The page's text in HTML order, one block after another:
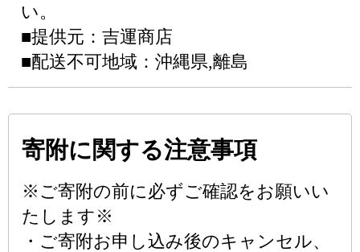
い。
■提供元：吉運商店
■配送不可地域：沖縄県,離島
寄附に関する注意事項
※ご寄附の前に必ずご確認をお願いい
たします※
・ご寄附お申し込み後のキャンセル、